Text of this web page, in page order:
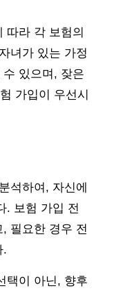
따라 각 보험의
녀가 있는 가정
있으며, 잦은
가입이 우선시
석하여, 자신에
. 보험 가입 전
필요한 경우 전
.
택이 아닌, 향후